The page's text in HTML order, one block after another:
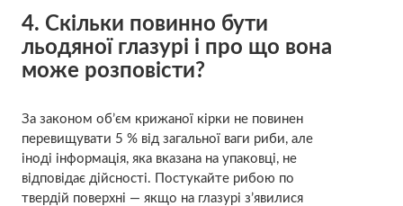
4. Скільки повинно бути
льодяної глазурі і про що вона
може розповісти?
За законом об’єм крижаної кірки не повинен
перевищувати 5 % від загальної ваги риби, але
іноді інформація, яка вказана на упаковці, не
відповідає дійсності. Постукайте рибою по
твердій поверхні — якщо на глазурі з’явилися